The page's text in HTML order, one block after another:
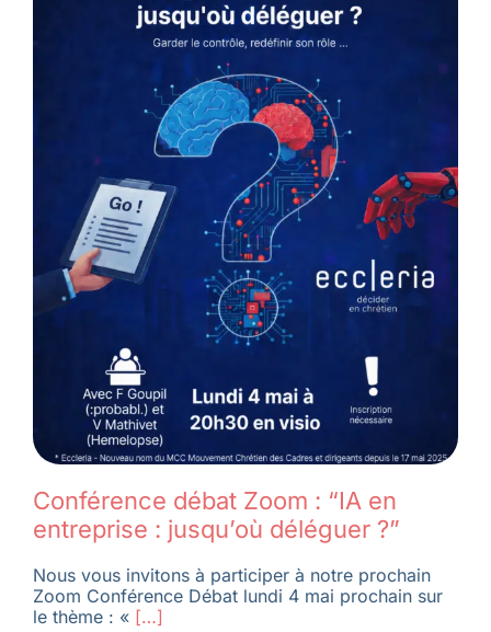
Conférence débat Zoom : “IA en
entreprise : jusqu’où déléguer ?”
Nous vous invitons à participer à notre prochain
Zoom Conférence Débat lundi 4 mai prochain sur
le thème : «[…]